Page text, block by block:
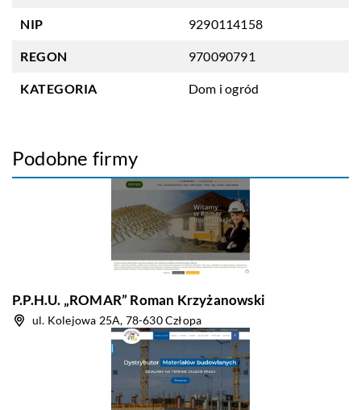
NIP 9290114158
REGON 970090791
KATEGORIA Dom i ogród
Podobne firmy
P.P.H.U. „ROMAR” Roman Krzyżanowski
ul. Kolejowa 25A, 78-630 Człopa